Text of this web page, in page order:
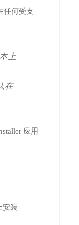
任何受支
上
在
应用
安装